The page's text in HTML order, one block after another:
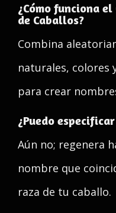
¿Cómo funciona
de Caballos?
Combina
naturales, colores
para crear
¿Puedo
Aún no; regenera
nombre que
raza de tu caballo.